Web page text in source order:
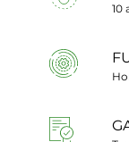
10